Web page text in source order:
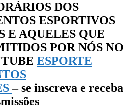
DOS
ESPORTIVOS
E AQUELES QUE
POR NÓS NO
ESPORTE
– se inscreva e receba